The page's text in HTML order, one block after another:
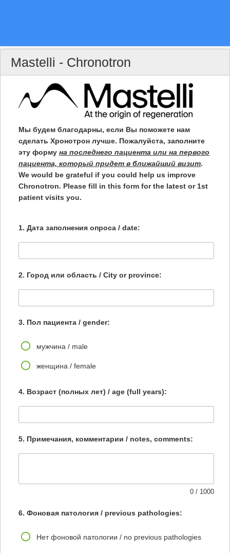
Mastelli - Chronotron
Мы будем благодарны, если Вы поможете нам
сделать Хронотрон лучше. Пожалуйста, заполните
эту форму на последнего пациента или на первого
пациента, который придет в ближайший визит.
We would be grateful if you could help us improve
Chronotron. Please fill in this form for the latest or 1st
patient visits you.
1. Дата заполнения опроса / date:
2. Город или область / City or province:
3. Пол пациента / gender:
мужчина / male
женщина / female
4. Возраст (полных лет) / age (full years):
5. Примечания, комментарии / notes, comments:
0 / 1000
6. Фоновая патология / previous pathologies:
Нет фоновой патологии / no previous pathologies